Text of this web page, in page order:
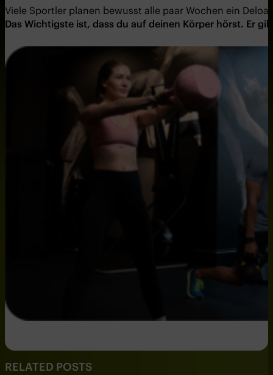
Viele Sportler planen bewusst alle paar Wochen ein
Das Wichtigste ist, dass du auf deinen Körper hörst. Er
RELATED POSTS